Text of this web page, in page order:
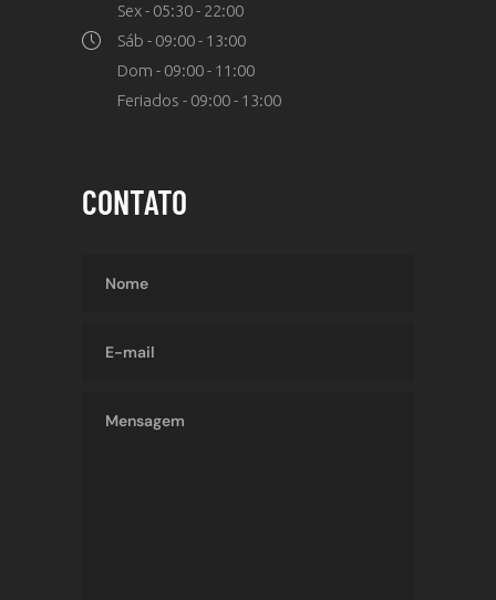
Sex - 05:30 - 22:00
Sáb - 09:00 - 13:00
Dom - 09:00 - 11:00
Feriados - 09:00 - 13:00
CONTATO